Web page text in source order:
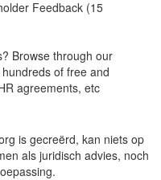
Feedback (15
Browse through our
of free and
agreements, etc
is gecreërd, kan niets op
als juridisch advies, noch